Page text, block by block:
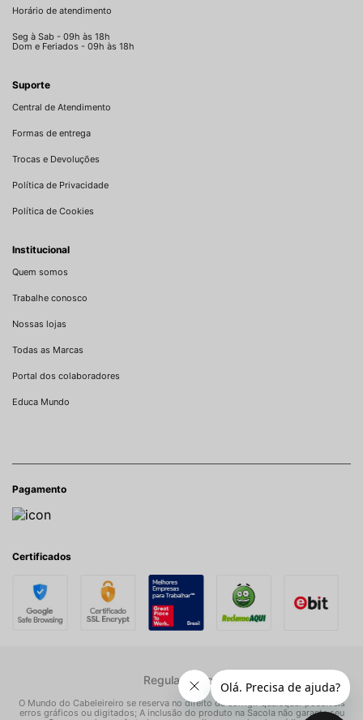
Horário de atendimento
Seg à Sab - 09h às 18h
Dom e Feriados - 09h às 18h
Suporte
Central de Atendimento
Formas de entrega
Trocas e Devoluções
Política de Privacidade
Política de Cookies
Institucional
Quem somos
Trabalhe conosco
Nossas lojas
Todas as Marcas
Portal dos colaboradores
Educa Mundo
Pagamento
Certificados
Regulamentos
O Mundo do Cabeleireiro se reserva no direito de corrigir quaisquer possíveis
erros gráficos ou digitados; A inclusão do produto na Sacola não garante seu